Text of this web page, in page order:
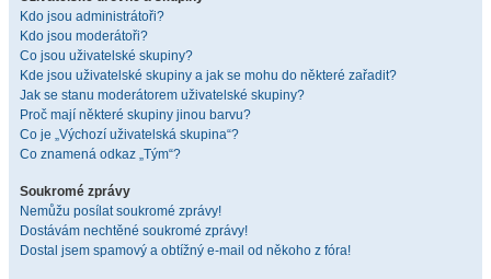
Kdo jsou administrátoři?
Kdo jsou moderátoři?
Co jsou uživatelské skupiny?
Kde jsou uživatelské skupiny a jak se mohu do některé zařadit?
Jak se stanu moderátorem uživatelské skupiny?
Proč mají některé skupiny jinou barvu?
Co je „Výchozí uživatelská skupina“?
Co znamená odkaz „Tým“?
Soukromé zprávy
Nemůžu posílat soukromé zprávy!
Dostávám nechtěné soukromé zprávy!
Dostal jsem spamový a obtížný e-mail od někoho z fóra!